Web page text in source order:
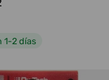
1-2 días